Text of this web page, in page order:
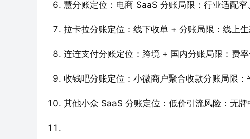
慧分账定位：电商 SaaS 分账局限：行业适配
拉卡拉分账定位：线下收单 + 分账局限：线上
连连支付分账定位：跨境 + 国内分账局限：费
收钱吧分账定位：小微商户聚合收款分账局限
其他小众 SaaS 分账定位：低价引流风险：无